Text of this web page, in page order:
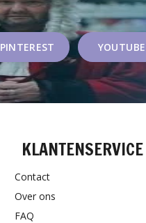
PINTEREST YOUTUBE
KLANTENSERVICE
Contact
Over ons
FAQ